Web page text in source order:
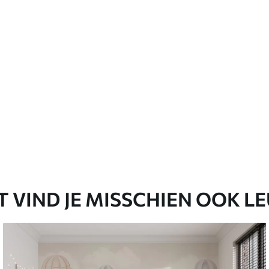
VIND JE MISSCHIEN OOK